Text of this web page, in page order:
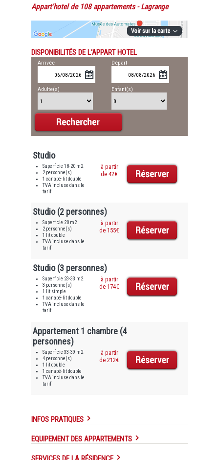
Appart'hotel de 108 appartements- Lagrange
DISPONIBILITÉS DE L'APPART HOTEL
Arrivée Départ
Adulte(s) Enfant(s)
Studio
Superficie 18-20 m2
2 personne(s)
1 canapé-lit double
TVA incluse dans le
tarif
à partir
de 42€
Studio (2 personnes)
Superficie 20 m2
2 personne(s)
1 lit double
TVA incluse dans le
tarif
à partir
de 155€
Studio (3 personnes)
Superficie 23-33 m2
3 personne(s)
1 lit simple
1 canapé-lit double
TVA incluse dans le
tarif
à partir
de 174€
Appartement 1 chambre (4
personnes)
Superficie 33-39 m2
4 personne(s)
1 lit double
1 canapé-lit double
TVA incluse dans le
tarif
à partir
de 212€
INFOS PRATIQUES
EQUIPEMENT DES APPARTEMENTS